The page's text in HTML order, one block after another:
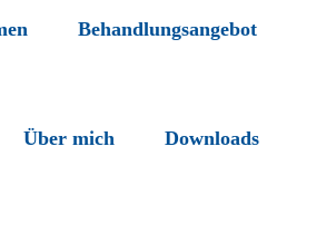
Behandlungsangebot
Über mich Downloads